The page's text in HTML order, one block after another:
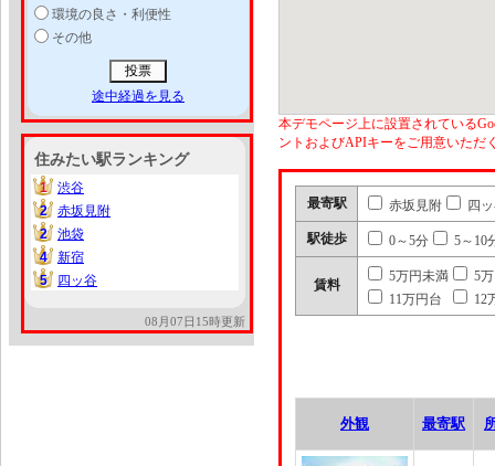
環境の良さ・利便性
その他
途中経過を見る
住みたい駅ランキング
1
1
渋谷
2
2
赤坂見附
2
2
池袋
4
4
新宿
5
5 四ッ谷
08月07日15時更新
本デモページ上に設置されている
ントおよびAPIキーをご用意いただ
最寄駅 赤坂見附 四
駅徒歩 0～5分 5～10
賃料
5万円未満
5
11万円台
12
外観 最寄駅